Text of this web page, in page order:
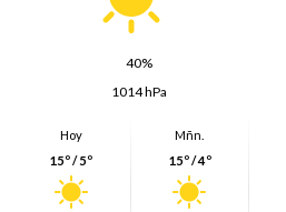
40%
1014 hPa
Hoy
15º / 5º
Mñn.
15º / 4º